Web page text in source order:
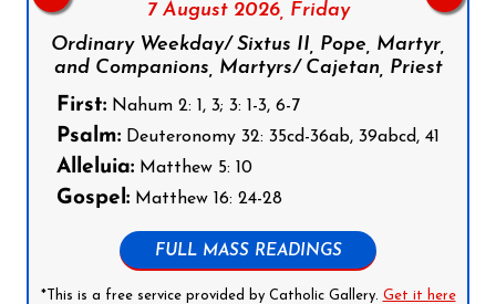
7 August 2026, Friday
Ordinary Weekday/ Sixtus II, Pope, Martyr,
and Companions, Martyrs/ Cajetan, Priest
First: Nahum 2: 1, 3; 3: 1-3, 6-7
Psalm: Deuteronomy 32: 35cd-36ab, 39abcd, 41
Alleluia: Matthew 5: 10
Gospel: Matthew 16: 24-28
FULL MASS READINGS
*This is a free service provided by Catholic Gallery. Get it here